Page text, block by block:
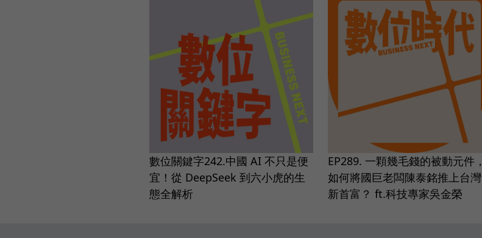
數位關鍵字242.中國 AI 不只是便
宜！從 DeepSeek 到六小虎的生
態全解析
EP289. 一顆幾毛錢的被動元件，
如何將國巨老闆陳泰銘推上台灣
新首富？ ft.科技專家吳金榮